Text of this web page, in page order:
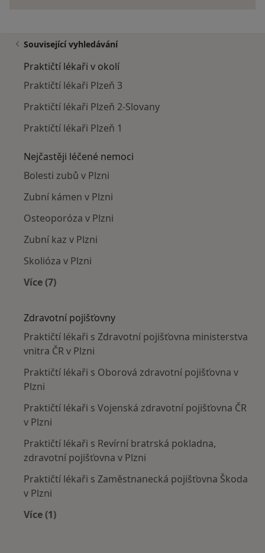
Související vyhledávání
Praktičtí lékaři v okolí
Praktičtí lékaři Plzeň 3
Praktičtí lékaři Plzeň 2-Slovany
Praktičtí lékaři Plzeň 1
Nejčastěji léčené nemoci
Bolesti zubů v Plzni
Zubní kámen v Plzni
Osteoporóza v Plzni
Zubní kaz v Plzni
Skolióza v Plzni
Více (7)
Zdravotní pojišťovny
Praktičtí lékaři s Zdravotní pojišťovna ministerstva
vnitra ČR v Plzni
Praktičtí lékaři s Oborová zdravotní pojišťovna v
Plzni
Praktičtí lékaři s Vojenská zdravotní pojišťovna ČR
v Plzni
Praktičtí lékaři s Revírní bratrská pokladna,
zdravotní pojišťovna v Plzni
Praktičtí lékaři s Zaměstnanecká pojišťovna Škoda
v Plzni
Více (1)